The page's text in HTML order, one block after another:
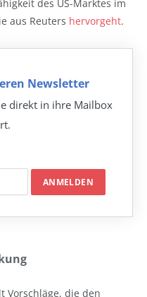
des US-Marktes im
aus Reuters hervorgeht.
Newsletter
direkt in ihre Mailbox
Vorschläge, die den